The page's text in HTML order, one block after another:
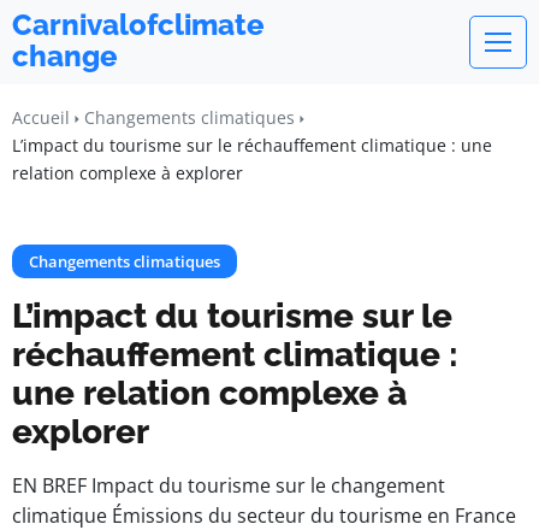
Carnivalofclimate
change
Accueil
Changements climatiques
L’impact du tourisme sur le réchauffement climatique : une
relation complexe à explorer
Changements climatiques
L’impact du tourisme sur le
réchauffement climatique :
une relation complexe à
explorer
EN BREF Impact du tourisme sur le changement
climatique Émissions du secteur du tourisme en France